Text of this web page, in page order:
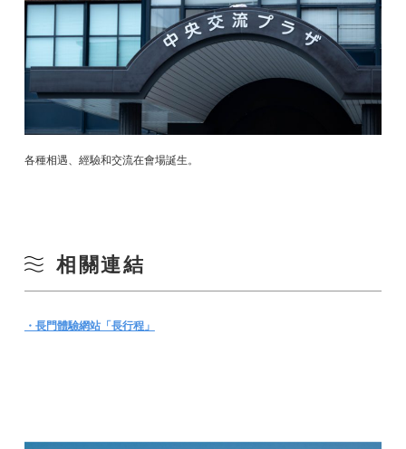
各種相遇、經驗和交流在會場誕生。
相關連結
・長門體驗網站「長行程」